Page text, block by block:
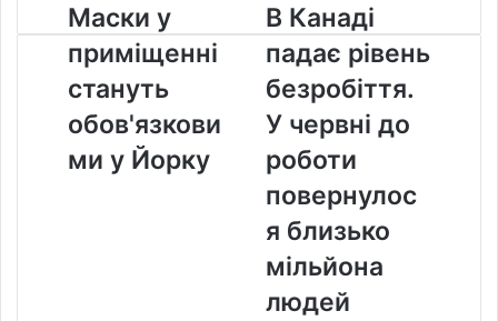
Маски
у
приміщенні
стануть
обов'язковими
у
Йорку
Маски у
приміщенні
стануть
обов'язкови
ми у Йорку
В
Канаді
падає
рівень
безробіття.
У
червні
до
роботи
повернулося
близько
мільйона
В Канаді
падає рівень
безробіття.
У червні до
роботи
повернулос
я близько
мільйона
людей